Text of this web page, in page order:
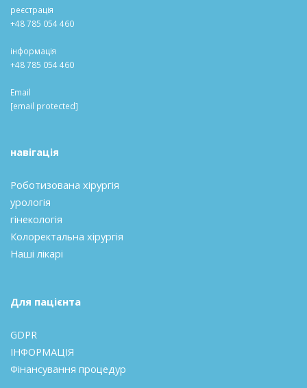
реєстрація
+48 785 054 460
інформація
+48 785 054 460
Email
[email protected]
навігація
Роботизована хірургія
урологія
гінекологія
Колоректальна хірургія
Наші лікарі
Для пацієнта
GDPR
ІНФОРМАЦІЯ
Фінансування процедур